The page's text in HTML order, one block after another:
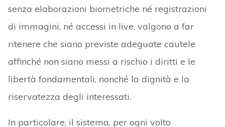
senza elaborazioni biometriche né registrazioni
di immagini, né accessi in live, valgono a far
ritenere che siano previste adeguate cautele
affinché non siano messi a rischio i diritti e le
libertà fondamentali, nonché la dignità e la
riservatezza degli interessati.
In particolare, il sistema, per ogni volto